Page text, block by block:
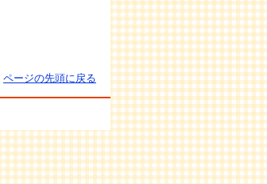
ページの先頭に戻る